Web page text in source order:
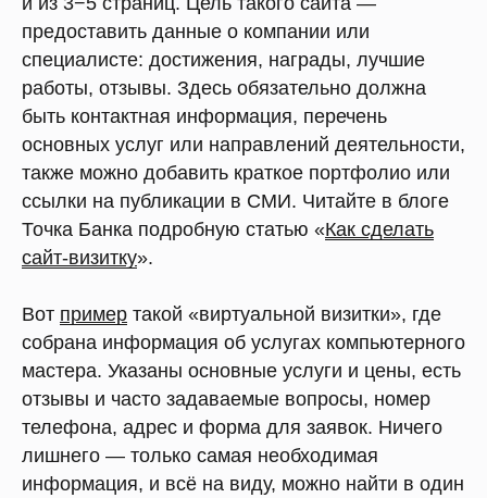
предоставить данные о компании или
специалисте: достижения, награды, лучшие
работы, отзывы. Здесь обязательно должна
быть контактная информация, перечень
основных услуг или направлений деятельности,
также можно добавить краткое портфолио или
ссылки на публикации в СМИ. Читайте в блоге
Точка Банка подробную статью «Как сделать
сайт-визитку».
Вот при мер такой «виртуальной визитки», где
собрана информация об услугах компьютерного
мастера. Указаны основные услуги и цены, есть
отзывы и часто задаваемые вопросы, номер
телефона, адрес и форма для заявок. Ничего
лишнего — только самая необходимая
информация, и всё на виду, можно найти в один